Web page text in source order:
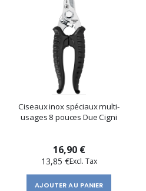
Ciseaux inox spéciaux multi-
usages 8 pouces Due Cigni
16,90 €
13,85 €
AJOUTER AU PANIER